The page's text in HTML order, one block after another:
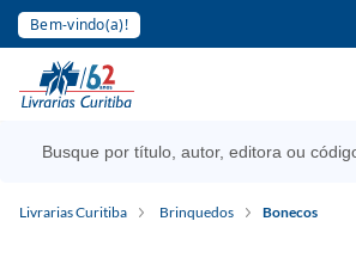
Bem-vindo(a)!
Livrarias Curitiba Brinquedos Bonecos